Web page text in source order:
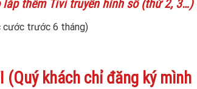
thêm Tivi truyền hình số (thứ 2, 3…)
cước trước 6 tháng)
(Quý khách chỉ đăng ký mình